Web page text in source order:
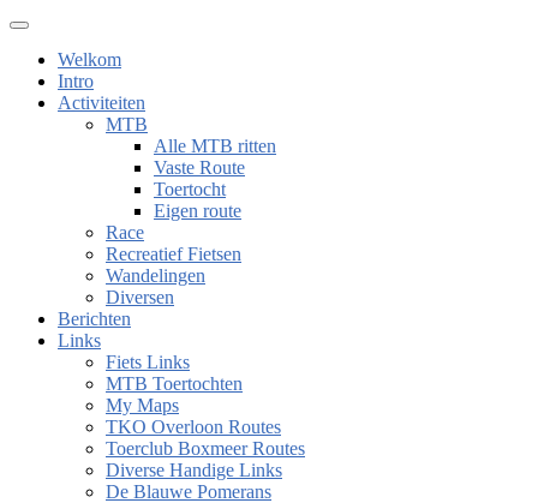
Welkom
Intro
Activiteiten
MTB
Alle MTB ritten
Vaste Route
Toertocht
Eigen route
Race
Recreatief Fietsen
Wandelingen
Diversen
Berichten
Links
Fiets Links
MTB Toertochten
My Maps
TKO Overloon Routes
Toerclub Boxmeer Routes
Diverse Handige Links
De Blauwe Pomerans